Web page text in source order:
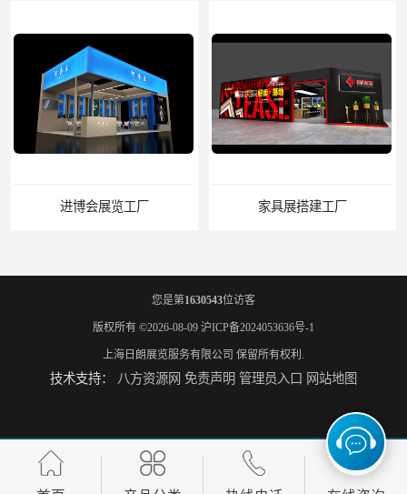
进博会展览工厂 家具展搭建工厂
厨卫展展台搭建工厂 电子展展台装修
您是第1630543位访客
版权所有 ©2026-08-09 沪ICP备2024053636号-1
上海日朗展览服务有限公司 保留所有权利.
技术支持： 八方资源网 免责声明 管理员入口 网站地图